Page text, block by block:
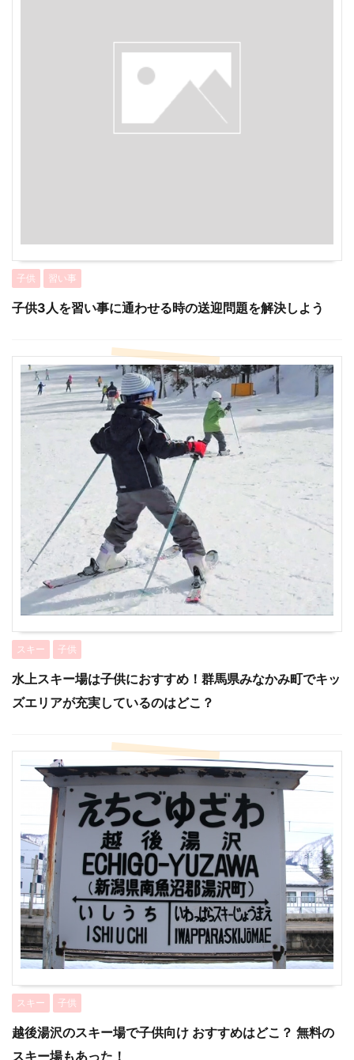
子供 習い事
子供3人を習い事に通わせる時の送迎問題を解決しよう
スキー 子供
水上スキー場は子供におすすめ！群馬県みなかみ町でキッ
ズエリアが充実しているのはどこ？
スキー 子供
越後湯沢のスキー場で子供向け おすすめはどこ？ 無料の
スキー場もあった！